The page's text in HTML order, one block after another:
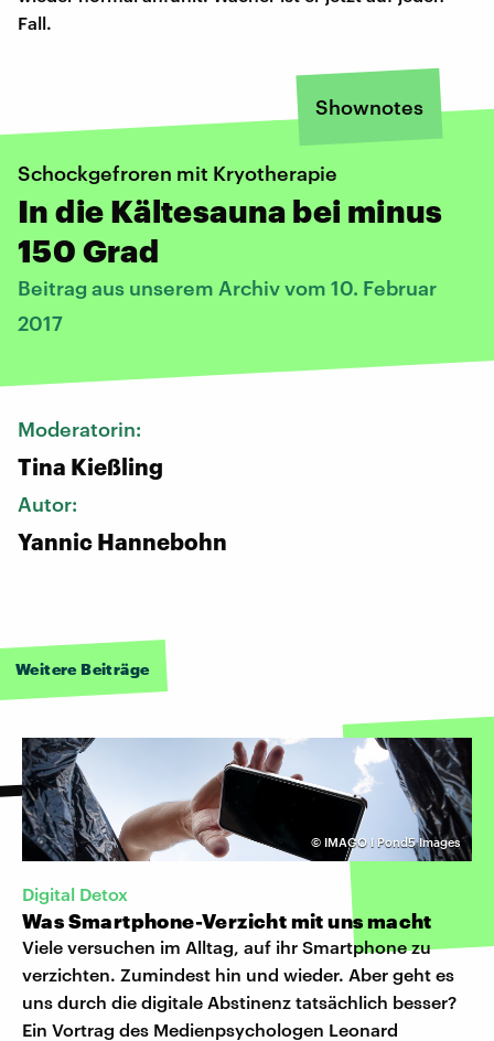
Fall.
Shownotes
Schockgefroren mit Kryotherapie
In die Kältesauna bei minus
150 Grad
Beitrag aus unserem Archiv vom 10. Februar
2017
Moderatorin:
Tina Kießling
Autor:
Yannic Hannebohn
Weitere Beiträge
© IMAGO I Pond5 Images
Digital Detox
Was Smartphone-Verzicht mit uns macht
Viele versuchen im Alltag, auf ihr Smartphone zu
verzichten. Zumindest hin und wieder. Aber geht es
uns durch die digitale Abstinenz tatsächlich besser?
Ein Vortrag des Medienpsychologen Leonard